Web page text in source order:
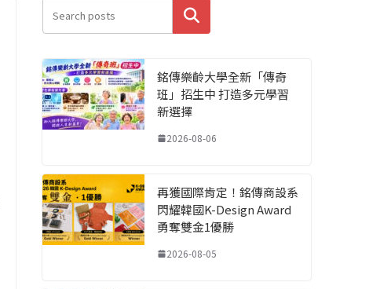
搜尋
銘傳樂齡大學全新「傳奇
班」招生中 打造多元學習
新選擇
2026-08-06
再獲國際肯定！銘傳商設系
閃耀韓國K-Design Award
勇奪雙金1優勝
2026-08-05